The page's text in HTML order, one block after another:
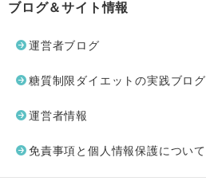
ブログ＆サイト情報
運営者ブログ
糖質制限ダイエットの実践ブログ
運営者情報
免責事項と個人情報保護について